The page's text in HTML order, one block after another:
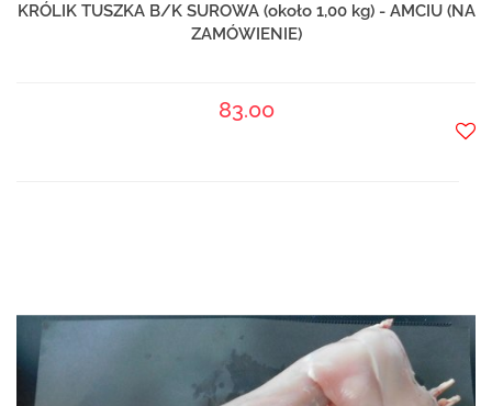
KRÓLIK TUSZKA B/K SUROWA (około 1,00 kg) - AMCIU (NA
ZAMÓWIENIE)
83.00